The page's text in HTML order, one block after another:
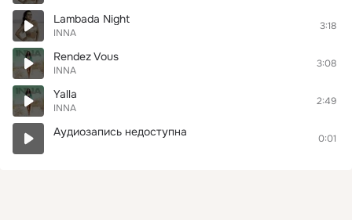
Lambada Night
INNA
3:18
Rendez Vous
INNA
3:08
Yalla
INNA
2:49
Аудиозапись недоступна 0:01